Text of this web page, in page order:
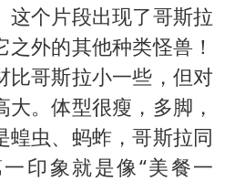
这个片段出现了哥斯拉
外的其他种类怪兽！
比哥斯拉小一些，但对
大。体型很瘦，多脚，
蝗虫、蚂蚱，哥斯拉同
印象就是像“美餐一